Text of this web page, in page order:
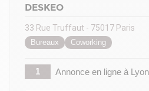
DESKEO
33 Rue Truffaut - 75017 Paris
Bureaux Coworking
1 Annonce en ligneà